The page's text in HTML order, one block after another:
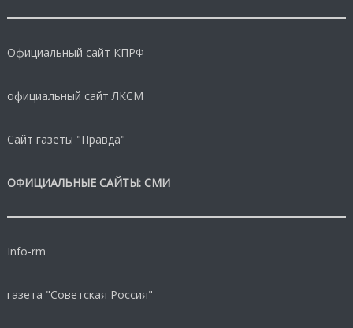
Официальный сайт КПРФ
официальный сайт ЛКСМ
Сайт газеты "Правда"
ОФИЦИАЛЬНЫЕ САЙТЫ: СМИ
Info-rm
газета "Советская Россия"